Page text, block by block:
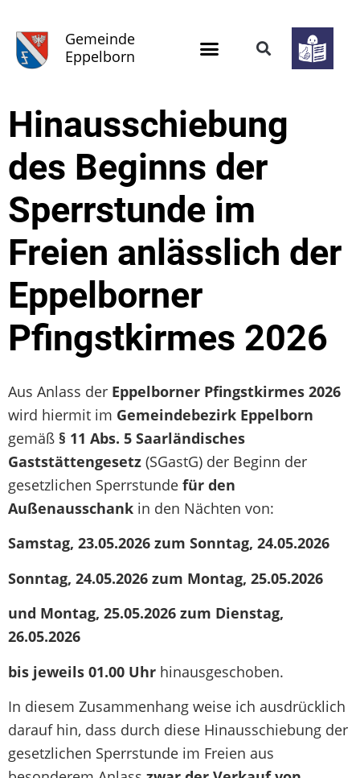
Gemeinde
Eppelborn
Hinausschiebung
des Beginns der
Sperrstunde im
Freien anlässlich der
Eppelborner
Pfingstkirmes 2026
Aus Anlass der Eppelborner Pfingstkirmes 2026
wird hiermit im Gemeindebezirk Eppelborn
gemäß § 11 Abs. 5 Saarländisches
Gaststättengesetz (SGastG) der Beginn der
gesetzlichen Sperrstunde für den
Außenausschank in den Nächten von:
Samstag, 23.05.2026 zum Sonntag, 24.05.2026
Sonntag, 24.05.2026 zum Montag, 25.05.2026
und Montag, 25.05.2026 zum Dienstag,
26.05.2026
bis jeweils 01.00 Uhr hinausgeschoben.
In diesem Zusammenhang weise ich ausdrücklich
darauf hin, dass durch diese Hinausschiebung der
gesetzlichen Sperrstunde im Freien aus